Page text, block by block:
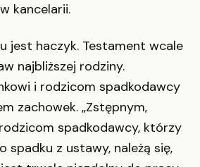
kancelarii.
jest haczyk. Testament wcale
najbliższej rodziny.
i rodzicom spadkodawcy
zachowek. „Zstępnym,
spadkodawcy, którzy
spadku z ustawy, należą się,